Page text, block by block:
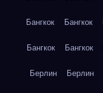
Бангкок Бангкок
Бангкок Бангкок
Берлин Берлин